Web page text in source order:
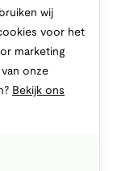
wij
voor het
marketing
onze
Bekijk ons